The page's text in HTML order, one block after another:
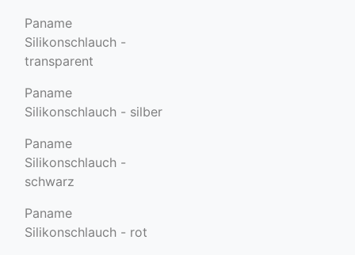
Paname
Silikonschlauch -
transparent
Paname
Silikonschlauch - silber
Paname
Silikonschlauch -
schwarz
Paname
Silikonschlauch - rot